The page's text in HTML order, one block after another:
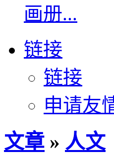
画册...
链接
链接
申请友
文章 » 人文